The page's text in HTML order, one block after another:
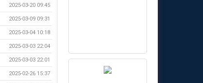
2025-03-20 09:45
2025-03-09 09:31
2025-03-04 10:18
2025-03-03 22:04
2025-03-03 22:01
2025-02-26 15:37